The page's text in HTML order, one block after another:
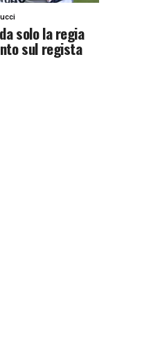
solo la regia
sul regista